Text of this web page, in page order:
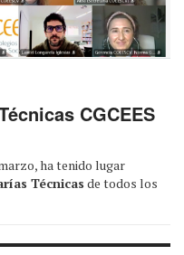
CGCEES
ha tenido lugar
Técnicas de todos los